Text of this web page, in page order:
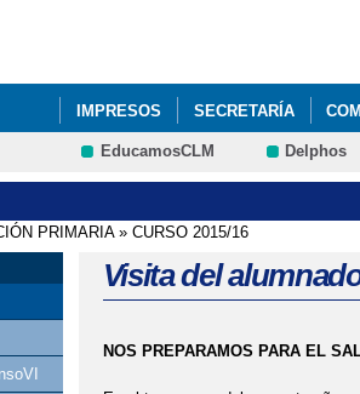
IMPRESOS SECRETARÍA
ESCUELA DE FAMILIAS
EducamosCLM Delphos
PRIMARIA» CURSO 2015/16
Visita del
NOS PREPARAMOS PARA EL